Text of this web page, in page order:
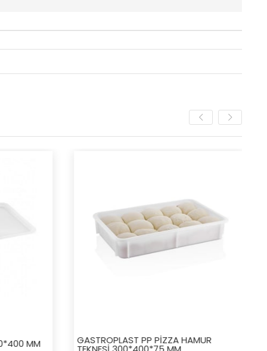
MM GASTROPLAST PP PİZZA HAMUR